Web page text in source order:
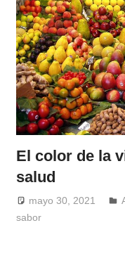
El color de la
salud
mayo 30, 2021
sabor